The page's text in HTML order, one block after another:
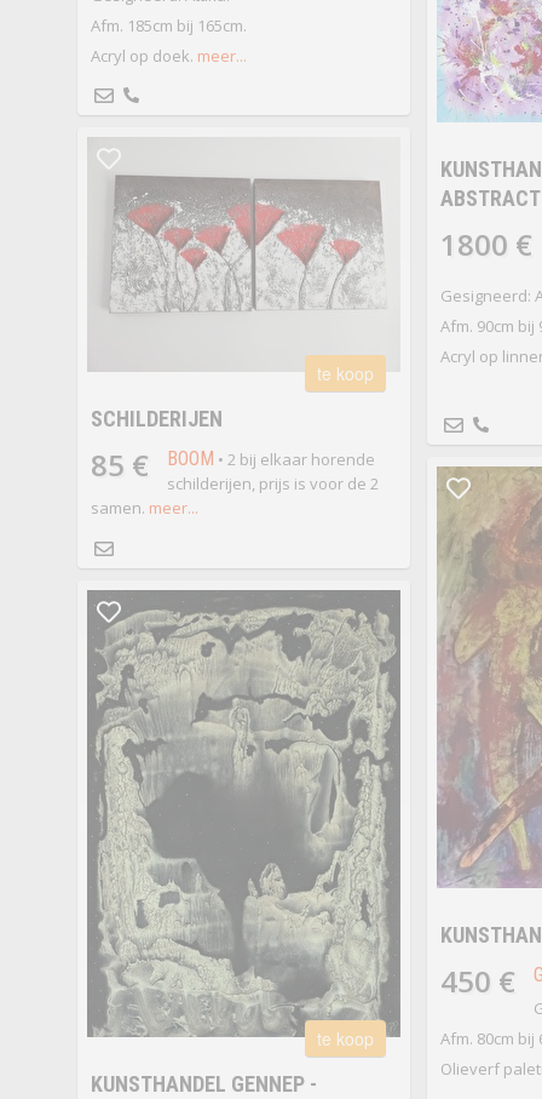
Afm. 185cm bij 165cm.
Acryl op doek. meer...
ABSTRACT
1800 €
Gesigneerd:
Afm. 90cm bij
Acryl op
te koop
SCHILDERIJEN
85 € BOOM • 2 bij elkaar horende
schilderijen, prijs is voor de 2
samen. meer...
450 €
Afm. 80cm bij
Olieverf
te koop
KUNSTHANDEL GENNEP -